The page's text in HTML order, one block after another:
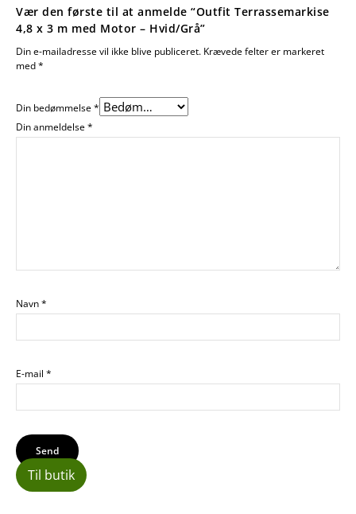
Vær den første til at anmelde “Outfit Terrassemarkise
4,8 x 3 m med Motor – Hvid/Grå”
Din e-mailadresse vil ikke blive publiceret. Krævede felter er markeret
med*
Din bedømmelse*
Din anmeldelse*
Navn*
E-mail *
Til butik